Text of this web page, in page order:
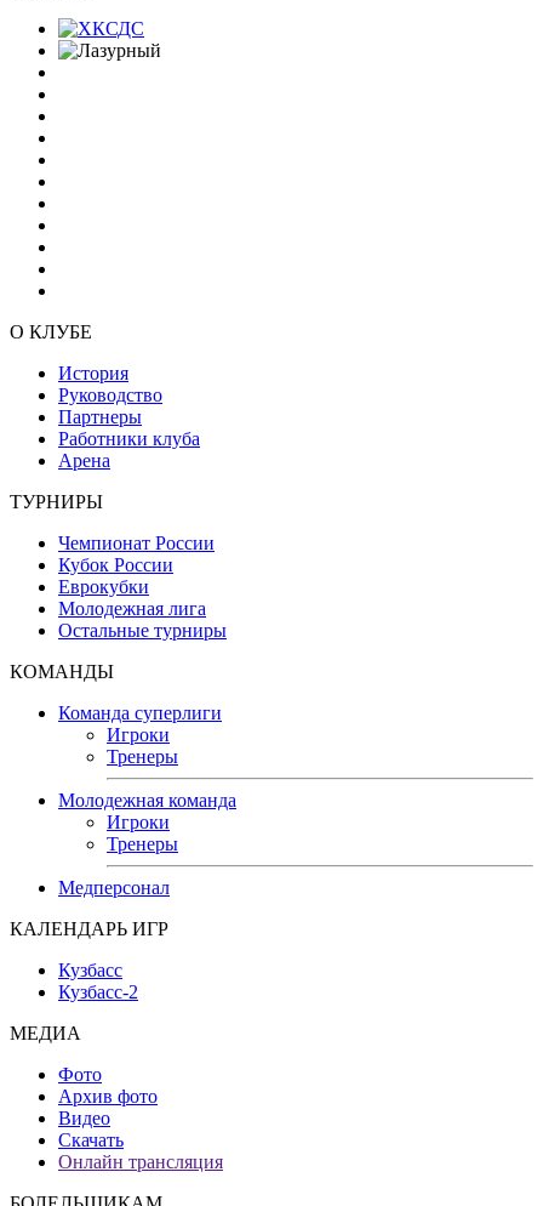
О КЛУБЕ
История
Руководство
Партнеры
Работники клуба
Арена
ТУРНИРЫ
Чемпионат России
Кубок России
Еврокубки
Молодежная лига
Остальные турниры
КОМАНДЫ
Команда суперлиги
Игроки
Тренеры
Молодежная команда
Игроки
Тренеры
Медперсонал
КАЛЕНДАРЬ ИГР
Кузбасс
Кузбасс-2
МЕДИА
Фото
Архив фото
Видео
Скачать
Онлайн трансляция